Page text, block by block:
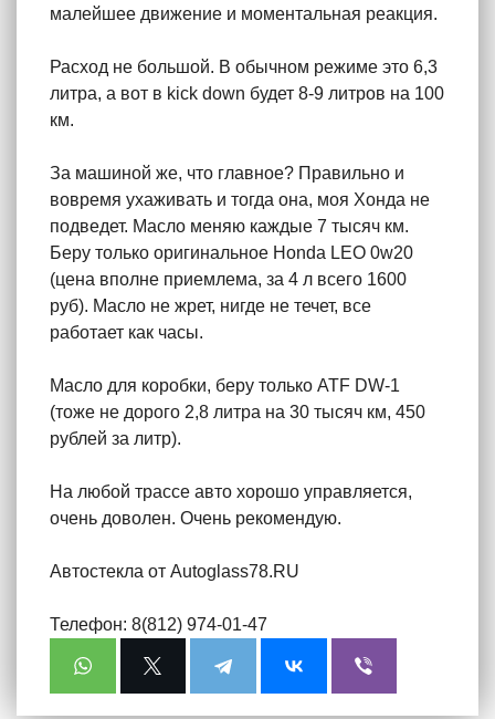
малейшее движение и моментальная реакция.
Расход не большой. В обычном режиме это 6,3
литра, а вот в kick down будет 8-9 литров на 100
км.
За машиной же, что главное? Правильно и
вовремя ухаживать и тогда она, моя Хонда не
подведет. Масло меняю каждые 7 тысяч км.
Беру только оригинальное Honda LEO 0w20
(цена вполне приемлема, за 4 л всего 1600
руб). Масло не жрет, нигде не течет, все
работает как часы.
Масло для коробки, беру только ATF DW-1
(тоже не дорого 2,8 литра на 30 тысяч км, 450
рублей за литр).
На любой трассе авто хорошо управляется,
очень доволен. Очень рекомендую.
Автостекла от Autoglass78.RU
Телефон: 8(812) 974-01-47